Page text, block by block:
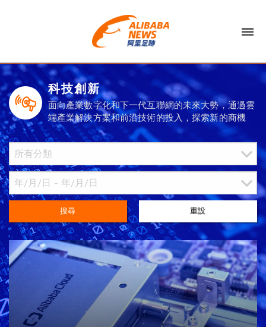
科技創新
面向產業數字化和下一代互聯網的未來大勢，通過雲
端產業解決方案和前沿技術的投入，探索新的商機
搜尋 重設